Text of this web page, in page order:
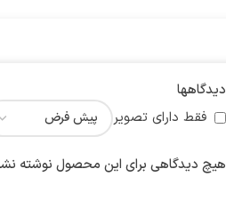
دیدگاهها
فقط دارای تصویر
هیچ دیدگاهی برای این محصول نوشته